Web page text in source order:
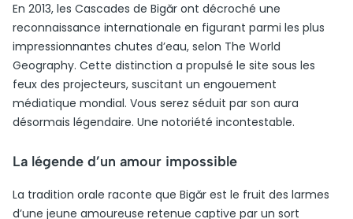
En 2013, les Cascades de Bigăr ont décroché une
reconnaissance internationale en figurant parmi les plus
impressionnantes chutes d’eau, selon The World
Geography. Cette distinction a propulsé le site sous les
feux des projecteurs, suscitant un engouement
médiatique mondial. Vous serez séduit par son aura
désormais légendaire. Une notoriété incontestable.
La légende d’un amour impossible
La tradition orale raconte que Bigăr est le fruit des larmes
d’une jeune amoureuse retenue captive par un sort